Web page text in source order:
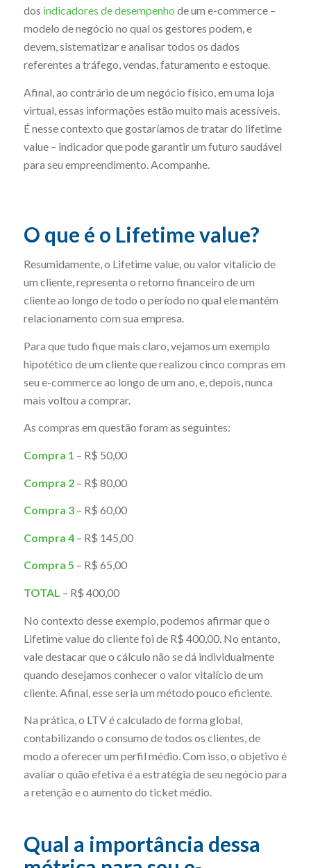
dos indicadores de desempenho de um e-commerce –
modelo de negócio no qual os gestores podem, e
devem, sistematizar e analisar todos os dados
referentes a tráfego, vendas, faturamento e estoque.
Afinal, ao contrário de um negócio físico, em uma loja
virtual, essas informações estão muito mais acessíveis.
É nesse contexto que gostaríamos de tratar do lifetime
value – indicador que pode garantir um futuro saudável
para seu empreendimento. Acompanhe.
O que é o Lifetime value?
Resumidamente, o Lifetime value, ou valor vitalício de
um cliente, representa o retorno financeiro de um
cliente ao longo de todo o período no qual ele mantém
relacionamento com sua empresa.
Para que tudo fique mais claro, vejamos um exemplo
hipotético de um cliente que realizou cinco compras em
seu e-commerce ao longo de um ano, e, depois, nunca
mais voltou a comprar.
As compras em questão foram as seguintes:
Compra 1 – R$ 50,00
Compra 2– R$ 80,00
Compra 3 – R$ 60,00
Compra 4– R$ 145,00
Compra 5 – R$ 65,00
TOTAL – R$ 400,00
No contexto desse exemplo, podemos afirmar que o
Lifetime value do cliente foi de R$ 400,00. No entanto,
vale destacar que o cálculo não se dá individualmente
quando desejamos conhecer o valor vitalício de um
cliente. Afinal, esse seria um método pouco eficiente.
Na prática, o LTV é calculado de forma global,
contabilizando o consumo de todos os clientes, de
modo a oferecer um perfil médio. Com isso, o objetivo é
avaliar o quão efetiva é a estratégia de seu negócio para
a retenção e o aumento do ticket médio.
Qual a importância dessa